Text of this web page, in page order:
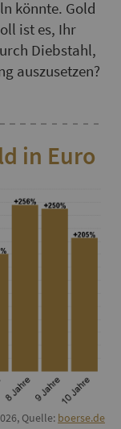
könnte. Gold
ist es, Ihr
Diebstahl,
auszusetzen?
in Euro
Quelle: boerse.de